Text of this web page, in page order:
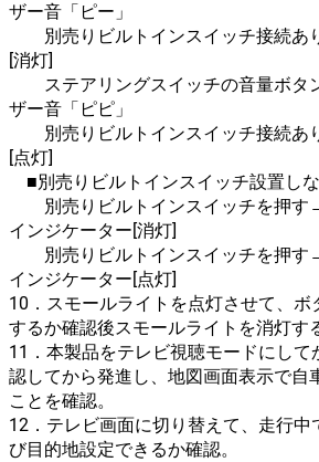
ザー音「ピー」
別売りビルトインスイッチ接続あ
[消灯]
ステアリングスイッチの音量ボタ
ザー音「ピピ」
別売りビルトインスイッチ接続あ
[点灯]
■別売りビルトインスイッチ設置し
別売りビルトインスイッチを押す→
インジケーター[消灯]
別売りビルトインスイッチを押す→
インジケーター[点灯]
10．スモールライトを点灯させて、ボ
するか確認後スモールライトを消灯す
11．本製品をテレビ視聴モードにして
認してから発進し、地図画面表示で自
ことを確認。
12．テレビ画面に切り替えて、走行中
び目的地設定できるか確認。